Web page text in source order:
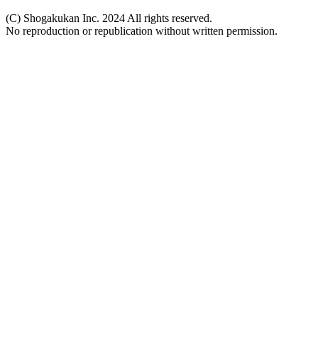
(C) Shogakukan Inc. 2024 All rights reserved.
No reproduction or republication without written permission.